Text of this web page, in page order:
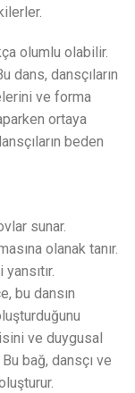
olumlu olabilir.
dans, dansçıların
ve forma
ortaya
beden
sunar.
olanak tanır.
bu dansın
ve duygusal
bağ, dansçı ve